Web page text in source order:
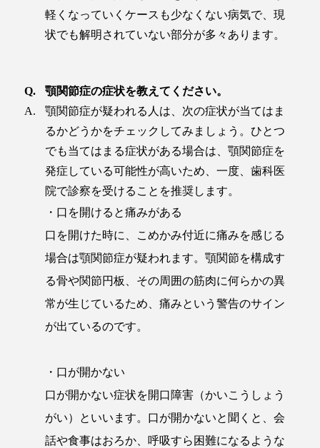
軽くなっていくケースも少なくない病気で、現
状でも解明されていない部分が多々あります。
顎関節症の症状を教えてください。
顎関節症が疑われる人は、次の症状が当てはま
るかどうかをチェックしてみましょう。ひとつ
でも当てはまる症状がある場合は、顎関節症を
発症している可能性が高いため、一度、歯科医
院で診察を受けることを推奨します。
・口を開けると痛みがある
口を開けた時に、こめかみ付近に痛みを感じる
場合は顎関節症が疑われます。顎関節を構成す
る骨や関節円板、その周囲の筋肉に何らかの異
常が生じているため、痛みという警告のサイン
が出ているのです。
・口が開かない
口が開かない症状を開口障害（かいこうしょう
がい）といいます。口が開かないと聞くと、会
話や食事はおろか、呼吸すら困難になるような